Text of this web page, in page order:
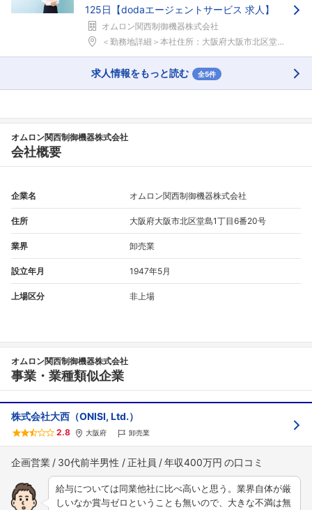
125日【dodaエージェントサービス 求人】
オムロン関西制御機器株式会社
＜勤務地詳細＞本社住所：大阪府大阪市北区堂島1-6...
求人情報をもっと読む 全5件
オムロン関西制御機器株式会社
会社概要
企業名 オムロン関西制御機器株式会社
住所 大阪府大阪市北区堂島1丁目6番20号
業界 卸売業
設立年月 1947年5月
上場区分 非上場
オムロン関西制御機器株式会社
事業・業種類似企業
株式会社大西（ONISI, Ltd.）
2.8 大阪府 卸売業
企画営業 30代前半男性 正社員 年収400万円
給与については同業他社に比べ高いと思う。業界自体が厳
しいなか賞与ゼロということも無いので、大きな不満は無